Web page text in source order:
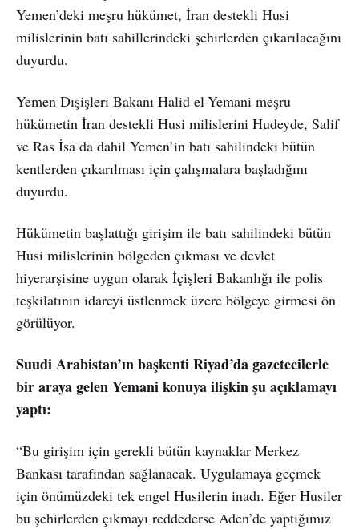
Yemen’deki meşru hükümet, İran destekli Husi
milislerinin batı sahillerindeki şehirlerden çıkarılacağını
duyurdu.
Yemen Dışişleri Bakanı Halid el-Yemani meşru
hükümetin İran destekli Husi milislerini Hudeyde, Salif
ve Ras İsa da dahil Yemen’in batı sahilindeki bütün
kentlerden çıkarılması için çalışmalara başladığını
duyurdu.
Hükümetin başlattığı girişim ile batı sahilindeki bütün
Husi milislerinin bölgeden çıkması ve devlet
hiyerarşisine uygun olarak İçişleri Bakanlığı ile polis
teşkilatının idareyi üstlenmek üzere bölgeye girmesi ön
görülüyor.
Suudi Arabistan’ın başkenti Riyad’da gazetecilerle
bir araya gelen Yemani konuya ilişkin şu açıklamayı
yaptı:
“Bu girişim için gerekli bütün kaynaklar Merkez
Bankası tarafından sağlanacak. Uygulamaya geçmek
için önümüzdeki tek engel Husilerin inadı. Eğer Husiler
bu şehirlerden çıkmayı reddederse Aden’de yaptığımız